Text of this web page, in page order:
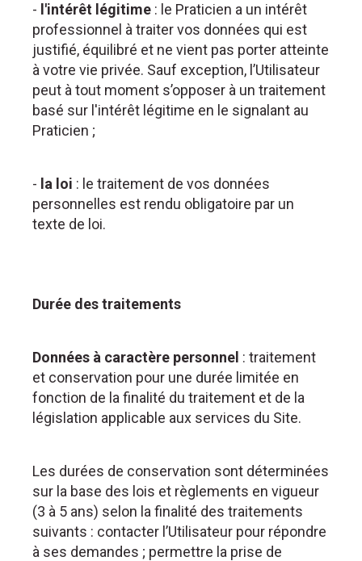
- l'intérêt légitime : le Praticien a un intérêt
professionnel à traiter vos données qui est
justifié, équilibré et ne vient pas porter atteinte
à votre vie privée. Sauf exception, l’Utilisateur
peut à tout moment s’opposer à un traitement
basé sur l'intérêt légitime en le signalant au
Praticien ;
- la loi : le traitement de vos données
personnelles est rendu obligatoire par un
texte de loi.
Durée des traitements
Données à caractère personnel : traitement
et conservation pour une durée limitée en
fonction de la finalité du traitement et de la
législation applicable aux services du Site.
Les durées de conservation sont déterminées
sur la base des lois et règlements en vigueur
(3 à 5 ans) selon la finalité des traitements
suivants : contacter l’Utilisateur pour répondre
à ses demandes ; permettre la prise de